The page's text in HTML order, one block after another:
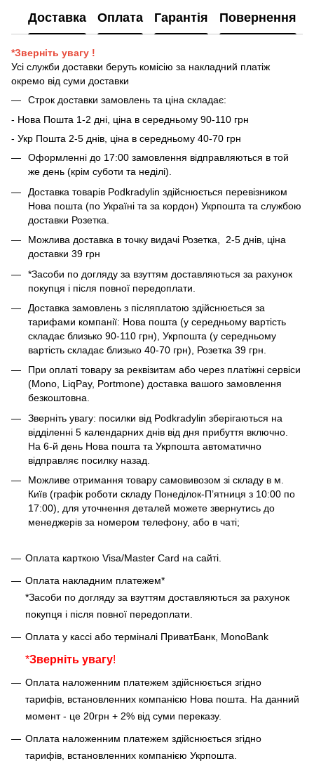
Доставка Оплата Гарантія Повернення
*Зверніть увагу !
Усі служби доставки беруть комісію за накладний платіж
окремо від суми доставки
Строк доставки замовлень та ціна складає:
- Нова Пошта 1-2 дні, ціна в середньому 90-110 грн
- Укр Пошта 2-5 днів, ціна в середньому 40-70 грн
Оформленні до 17:00 замовлення відправляються в той
же день (крім суботи та неділі).
Доставка товарів Podkradylin здійснюється перевізником
Нова пошта (по Україні та за кордон) Укрпошта та службою
доставки Розетка.
Можлива доставка в точку видачі Розетка, 2-5 днів, ціна
доставки 39 грн
*Засоби по догляду за взуттям доставляються за рахунок
покупця і після повної передоплати.
Доставка замовлень з післяплатою здійснюється за
тарифами компанії: Нова пошта (у середньому вартість
складає близько 90-110 грн), Укрпошта (у середньому
вартість складає близько 40-70 грн), Розетка 39 грн.
При оплаті товару за реквізитам або через платіжні сервіси
(Mono, LiqPay, Portmone) доставка вашого замовлення
безкоштовна.
Зверніть увагу: посилки від Podkradylin зберігаються на
відділенні 5 календарних днів від дня прибуття включно.
На 6-й день Нова пошта та Укрпошта автоматично
відправляє посилку назад.
Можливе отримання товару самовивозом зі складу в м.
Київ (графік роботи складу Понеділок-Пʼятниця з 10:00 по
17:00), для уточнення деталей можете звернутись до
менеджерів за номером телефону, або в чаті;
Оплата карткою Visa/Master Card на сайті.
Оплата накладним платежем*
*Засоби по догляду за взуттям доставляються за рахунок
покупця і після повної передоплати.
Оплата у кассі або терміналі ПриватБанк, MonoBank
*Зверніть увагу!
Оплата наложенним платежем здійснюється згідно
тарифів, встановленних компанією Нова пошта. На данний
момент - це 20грн + 2% від суми переказу.
Оплата наложенним платежем здійснюється згідно
тарифів, встановленних компанією Укрпошта.